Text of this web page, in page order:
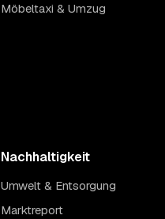
Möbeltaxi & Umzug
Nachhaltigkeit
Umwelt & Entsorgung
Marktreport